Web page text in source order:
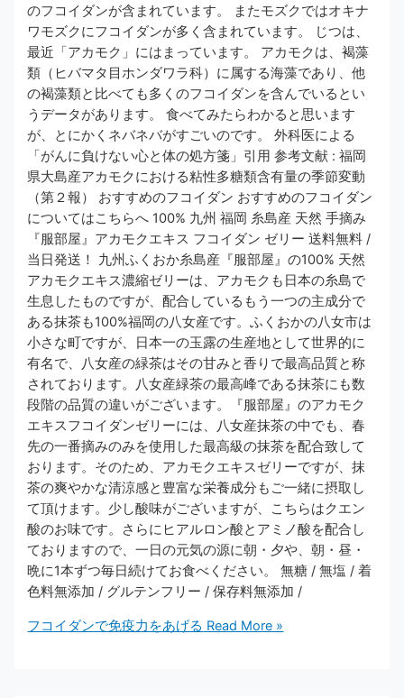
のフコイダンが含まれています。 またモズクではオキナ
ワモズクにフコイダンが多く含まれています。 じつは、
最近「アカモク」にはまっています。 アカモクは、褐藻
類（ヒバマタ目ホンダワラ科）に属する海藻であり、他
の褐藻類と比べても多くのフコイダンを含んでいるとい
うデータがあります。 食べてみたらわかると思います
が、とにかくネバネバがすごいのです。 外科医による
「がんに負けない心と体の処方箋」引用 参考文献 : 福岡
県大島産アカモクにおける粘性多糖類含有量の季節変動
（第２報） おすすめのフコイダン おすすめのフコイダン
についてはこちらへ 100% 九州 福岡 糸島産 天然 手摘み
『服部屋』アカモクエキス フコイダン ゼリー 送料無料 /
当日発送！ 九州ふくおか糸島産『服部屋』の100% 天然
アカモクエキス濃縮ゼリーは、アカモクも日本の糸島で
生息したものですが、配合しているもう一つの主成分で
ある抹茶も100%福岡の八女産です。ふくおかの八女市は
小さな町ですが、日本一の玉露の生産地として世界的に
有名で、八女産の緑茶はその甘みと香りで最高品質と称
されております。八女産緑茶の最高峰である抹茶にも数
段階の品質の違いがございます。『服部屋』のアカモク
エキスフコイダンゼリーには、八女産抹茶の中でも、春
先の一番摘みのみを使用した最高級の抹茶を配合致して
おります。そのため、アカモクエキスゼリーですが、抹
茶の爽やかな清涼感と豊富な栄養成分もご一緒に摂取し
て頂けます。少し酸味がございますが、こちらはクエン
酸のお味です。さらにヒアルロン酸とアミノ酸を配合し
ておりますので、一日の元気の源に朝・夕や、朝・昼・
晩に1本ずつ毎日続けてお食べください。 無糖 / 無塩 / 着
色料無添加 / グルテンフリー / 保存料無添加 /
フコイダンで免疫力をあげる Read More »